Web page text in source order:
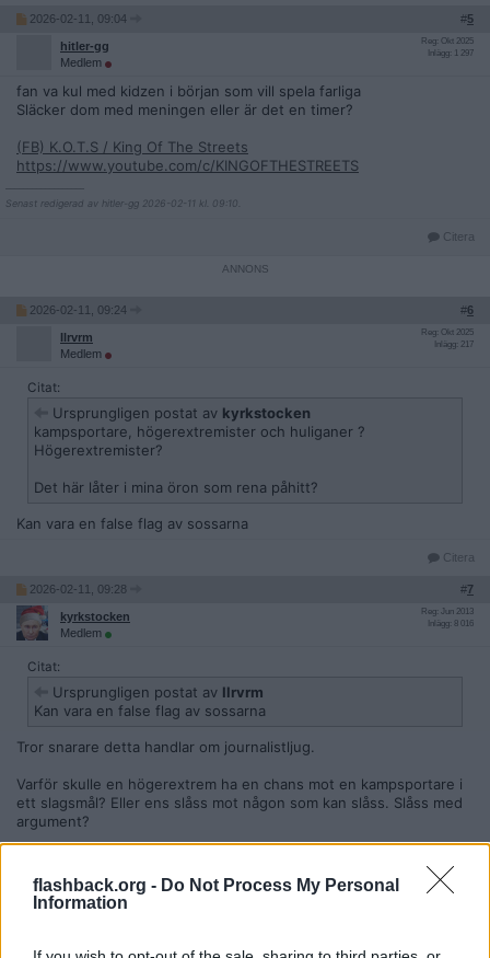
flashback.org - Do Not Process My Personal
Information
2026-02-11, 09:04 #5
hitler-gg
Medlem
Reg: Okt 2025
Inlägg: 1 297
fan va kul med kidzen i början som vill spela farliga
Släcker dom med meningen eller är det en timer?
(FB) K.O.T.S / King Of The Streets
https://www.youtube.com/c/KINGOFTHESTREETS
Senast redigerad av hitler-gg 2026-02-11 kl. 09:10.
Citera
2026-02-11, 09:24 #6
Ilrvrm
Medlem
Reg: Okt 2025
Inlägg: 217
Citat:
Ursprungligen postat av kyrkstocken
kampsportare, högerextremister och huliganer ?
Högerextremister?
Det här låter i mina öron som rena påhitt?
Kan vara en false flag av sossarna
Citera
2026-02-11, 09:28 #7
kyrkstocken
Medlem
Reg: Jun 2013
Inlägg: 8 016
Citat:
Ursprungligen postat av Ilrvrm
Kan vara en false flag av sossarna
Tror snarare detta handlar om journalistljug.
Varför skulle en högerextrem ha en chans mot en kampsportare i
ett slagsmål? Eller ens slåss mot någon som kan slåss. Slåss med
argument?
inte.